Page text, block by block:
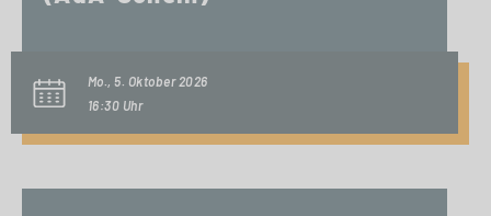
Mo., 5. Oktober 2026
16:30 Uhr